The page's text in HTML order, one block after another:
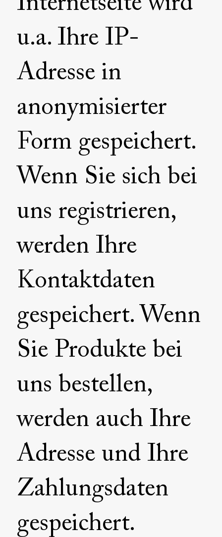
u.a. Ihre IP-
Adresse in
anonymisierter
Form gespeichert.
Wenn Sie sich bei
uns registrieren,
werden Ihre
Kontaktdaten
gespeichert. Wenn
Sie Produkte bei
uns bestellen,
werden auch Ihre
Adresse und Ihre
Zahlungsdaten
gespeichert.